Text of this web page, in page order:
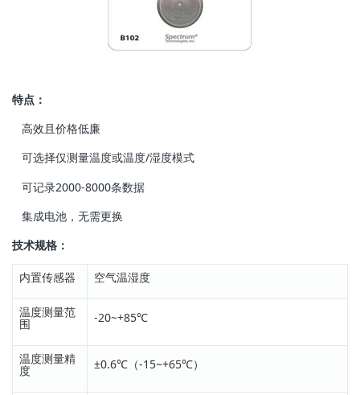
特点：
 高效且价格低廉
 可选择仅测量温度或温度/湿度模式
 可记录2000-8000条数据
 集成电池，无需更换
技术规格：
内置传感器 空气温湿度
温度测量范
围 -20~+85℃
温度测量精
度 ±0.6℃（-15~+65℃）